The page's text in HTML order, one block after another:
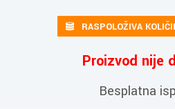
RASPOLOŽIVA
Proizvod nije
Besplatna